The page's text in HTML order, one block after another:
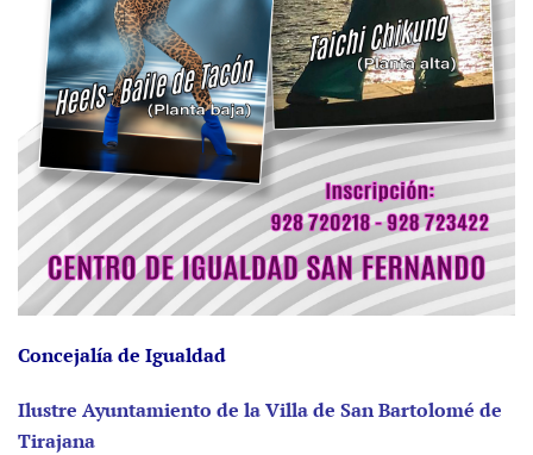
Concejalía de Igualdad
Ilustre Ayuntamiento de la Villa de San Bartolomé de
Tirajana